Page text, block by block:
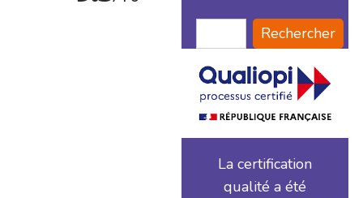
Rechercher
La certification
qualité a été